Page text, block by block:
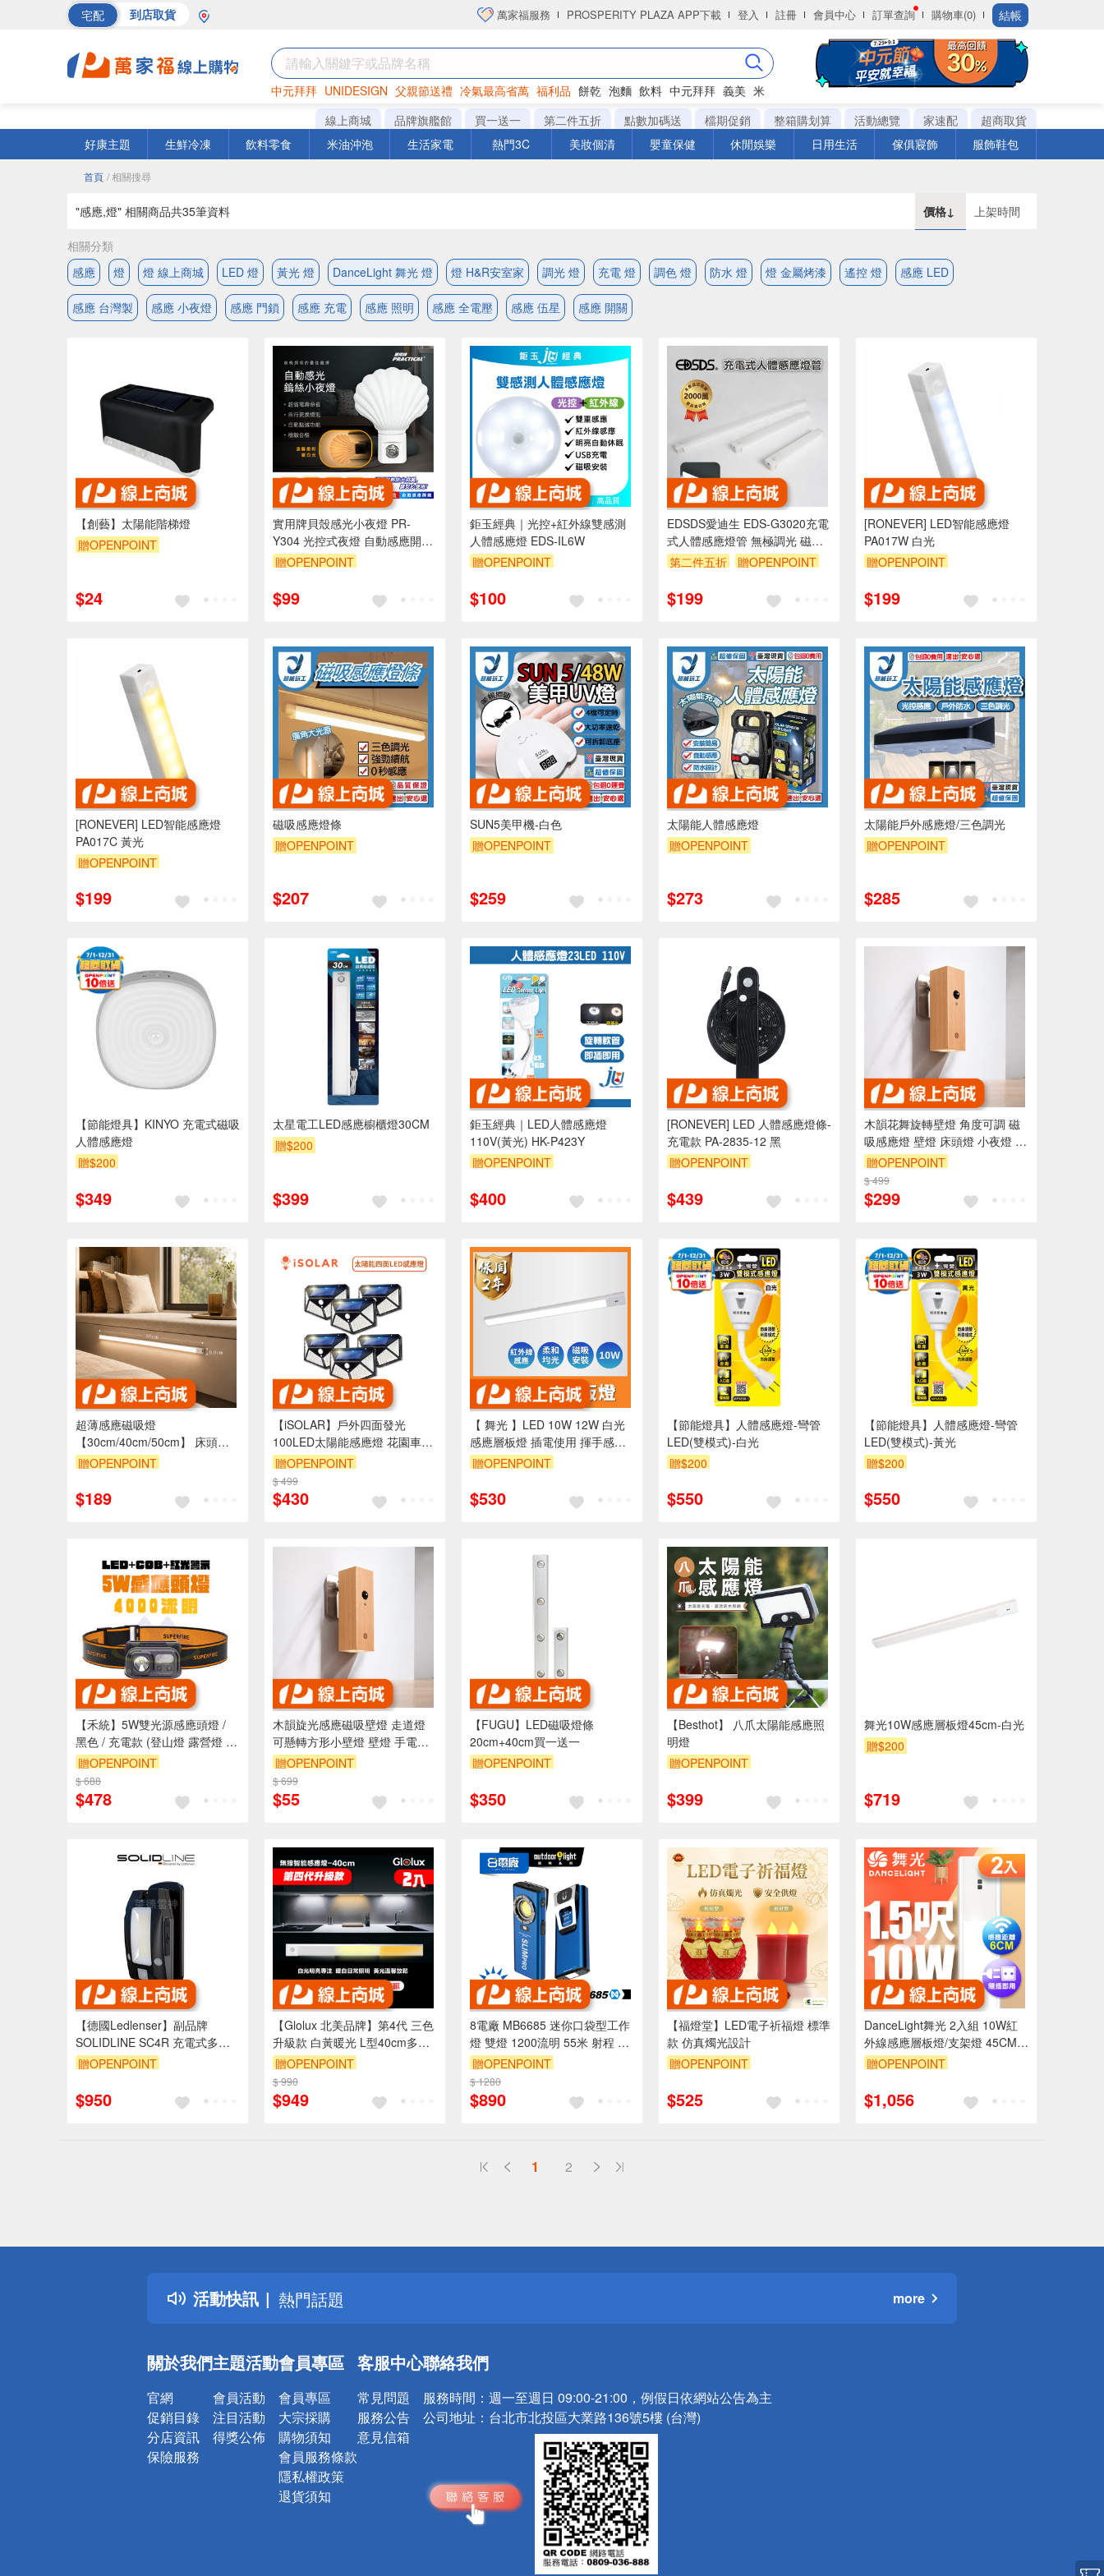
宅配 到店取貨 萬家福服務 PROSPERITY PLAZA APP下載 登入 註冊 會員中心 訂單查詢 購物車(0) 結帳
中元拜拜 UNIDESIGN 父親節送禮 冷氣最高省萬 福利品 餅乾 泡麵 飲料 中元拜拜 義美 米
巧克力 罐頭 衛生紙
線上商城 品牌旗艦館 買一送一 第二件五折 點數加碼送 檔期促銷 整箱購划算 活動總覽 家速配
超商取貨
好康主題
生鮮冷凍 飲料零食 米油沖泡 生活家電 熱門3C 美妝個清 嬰童保健 休閒娛樂 日用生活 傢俱寢飾 服飾鞋包
首頁 / 相關搜尋
"感應,燈" 相關商品共35筆資料 價格↓ 上架時間
相關分類
感應
燈 燈 線上商城 LED 燈 黃光 燈 DanceLight 舞光 燈 燈 H&R安室家 調光 燈 充電 燈 調色 燈 防水 燈 燈 金屬烤漆 遙控 燈 感應 LED
感應 台灣製 感應 小夜燈 感應 門鎖 感應 充電 感應 照明 感應 全電壓 感應 伍星 感應 開關
【創藝】太陽能階梯燈
贈OPENPOINT
$24
實用牌貝殼感光小夜燈 PR-
Y304 光控式夜燈 自動感應開關
安全省電 適用多場所
贈OPENPOINT
（運費不算在 2000 元的範圍
$99
鉅玉經典｜光控+紅外線雙感測
人體感應燈 EDS-IL6W
贈OPENPOINT
$100
EDSDS愛迪生 EDS-G3020充電
式人體感應燈管 無極調光 磁吸
免佈線
第二件五折
贈OPENPOINT
（運費不算在 2000 元的範圍
$199
[RONEVER] LED智能感應燈
PA017W 白光
贈OPENPOINT
$199
[RONEVER] LED智能感應燈
PA017C 黃光
贈OPENPOINT
$199
磁吸感應燈條
贈OPENPOINT
$207
SUN5美甲機-白色
贈OPENPOINT
$259
太陽能人體感應燈
贈OPENPOINT
$273
太陽能戶外感應燈/三色調光
贈OPENPOINT
$285
【節能燈具】KINYO 充電式磁吸
人體感應燈
贈$200
$349
太星電工LED感應櫥櫃燈30CM
贈$200
$399
鉅玉經典｜LED人體感應燈
110V(黃光) HK-P423Y
贈OPENPOINT
$400
[RONEVER] LED 人體感應燈條-
充電款 PA-2835-12 黑
贈OPENPOINT
$439
木韻花舞旋轉壁燈 角度可調 磁
吸感應燈 壁燈 床頭燈 小夜燈 床
邊感應燈 磁吸夜燈 智能感應燈
感應燈 LED感應 磁吸
贈OPENPOINT
$ 499
$299
超薄感應磁吸燈
【30cm/40cm/50cm】 床頭燈
小夜燈 感應燈 壁燈 三檔色溫 多
薄智能感應燈感應燈 LED感應
贈OPENPOINT
$189
【iSOLAR】戶外四面發光
100LED太陽能感應燈 花園車道
門廊燈 外牆照明 感應燈 綠能節
能
贈OPENPOINT
$ 499
$430
【 舞光 】LED 10W 12W 白光
感應層板燈 插電使用 揮手感應
內附1.5M插頭線
贈OPENPOINT
$530
【節能燈具】人體感應燈-彎管
LED(雙模式)-白光
贈$200
$550
【節能燈具】人體感應燈-彎管
LED(雙模式)-黃光
贈$200
$550
【禾統】5W雙光源感應頭燈 /
黑色 / 充電款 (登山燈 露營燈 釣
魚頭燈 頭燈 強光頭燈 工作頭燈)
贈OPENPOINT
$ 688
$478
木韻旋光感應磁吸壁燈 走道燈
可懸轉方形小壁燈 壁燈 手電筒
燈 小夜燈 磁吸燈 免打孔 充電壁
燈 床頭燈 閱讀燈 免布
贈OPENPOINT
$ 699
$55
【FUGU】LED磁吸燈條
20cm+40cm買一送一
贈OPENPOINT
$350
【Besthot】 八爪太陽能感應照
明燈
贈OPENPOINT
$399
舞光10W感應層板燈45cm-白光
贈$200
$719
【德國Ledlenser】副品牌
SOLIDLINE SC4R 充電式多用
途照明燈
贈OPENPOINT
$950
【Glolux 北美品牌】第4代 三色
升級款 白黃暖光 L型40cm多功
能磁吸LED智能感應燈-2入組
贈OPENPOINT
$ 990
$949
8電廠 MB6685 迷你口袋型工作
燈 雙燈 1200流明 55米 射程 12
小時續航 磁吸 背夾 高亮 易攜帶
贈OPENPOINT
$ 1280
$890
【福燈堂】LED電子祈福燈 標準
款 仿真燭光設計
贈OPENPOINT
$525
DanceLight舞光 2入組 10W紅
外線感應層板燈/支架燈 45CM /
1.5呎LED 不斷光間接照明(白光/
贈OPENPOINT
$1,056
1 2
活動快訊
詐騙網頁！請小心！
得獎公告
熱門話題
銀行優惠
詐騙網頁！請小心！
more
關於我們
官網
促銷目錄
分店資訊
保險服務
主題活動
會員活動
注目活動
得獎公佈
會員專區
會員專區
大宗採購
購物須知
會員服務條款
隱私權政策
退貨須知
客服中心
常見問題
服務公告
意見信箱
聯絡我們
服務時間： 週一至週日 09:00-21:00，例假日依網站公告為主
公司地址： 台北市北投區大業路136號5樓 (台灣)